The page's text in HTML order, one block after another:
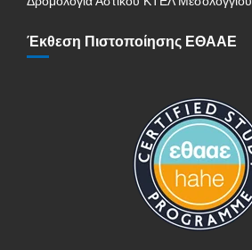
Έκθεση Πιστοποίησης ΕΘΑΑΕ